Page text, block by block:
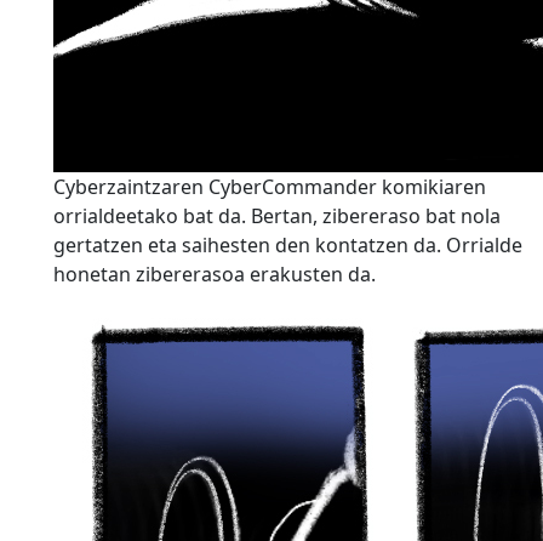
Cyberzaintzaren CyberCommander komikiaren
orrialdeetako bat da. Bertan, zibereraso bat nola
gertatzen eta saihesten den kontatzen da. Orrialde
honetan zibererasoa erakusten da.